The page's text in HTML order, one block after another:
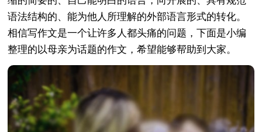
语法结构的、能为他人所理解的外部语言形式的转化。
相信写作文是一个让许多人都头痛的问题，下面是小编
整理的以母亲为话题的作文，希望能够帮助到大家。